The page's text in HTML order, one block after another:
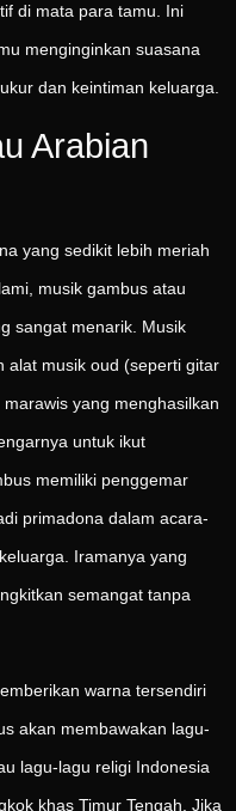
di mata para tamu. Ini
menginginkan suasana
dan keintiman keluarga.
Arabian
yang sedikit lebih meriah
musik gambus atau
sangat menarik. Musik
alat musik oud (seperti gitar
yang menghasilkan
untuk ikut
memiliki penggemar
primadona dalam acara-
Iramanya yang
semangat tanpa
warna tersendiri
akan membawakan lagu-
lagu-lagu religi Indonesia
khas Timur Tengah. Jika